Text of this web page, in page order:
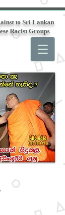
to Sri Lankan
Racist Groups